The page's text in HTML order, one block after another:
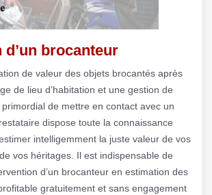
brocanteur
de valeur des objets brocantés après
de lieu d’habitation et une gestion de
de mettre en contact avec un
dispose toute la connaissance
intelligemment la juste valeur de vos
vos héritages. Il est indispensable de
d’un brocanteur en estimation des
gratuitement et sans engagement